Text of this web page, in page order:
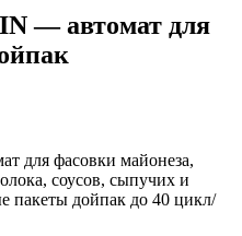
— автомат для
фасовки майонеза,
соусов, сыпучих и
пакеты дойпак до 40 цикл/